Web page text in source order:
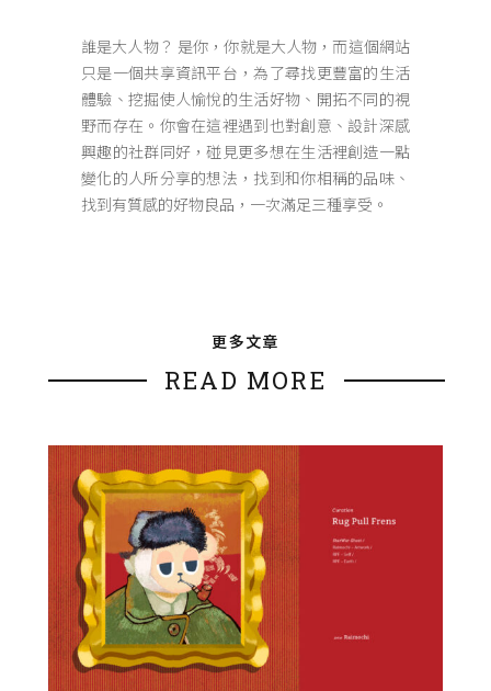
誰是大人物？ 是你，你就是大人物，而這個網站
只是一個共享資訊平台，為了尋找更豐富的生活
體驗、挖掘使人愉悅的生活好物、開拓不同的視
野而存在。你會在這裡遇到也對創意、設計深感
興趣的社群同好，碰見更多想在生活裡創造一點
變化的人所分享的想法，找到和你相稱的品味、
找到有質感的好物良品，一次滿足三種享受。
更多文章
READ MORE